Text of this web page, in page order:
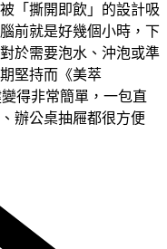
「撕開即飲」的設計吸
前就是好幾個小時，下
於需要泡水、沖泡或準
堅持而《美萃
得非常簡單，一包直
辦公桌抽屜都很方便